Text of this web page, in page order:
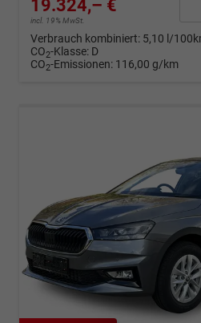
19.324,– €
incl. 19% MwSt.
Verbrauch kombiniert: 5,10 l/
CO2-Klasse: D
CO2-Emissionen: 116,00 g/km